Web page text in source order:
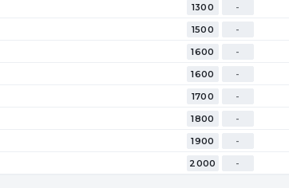
1300
-
1500
-
1600
-
1600
-
1700
-
1800
-
1900
-
2000 -